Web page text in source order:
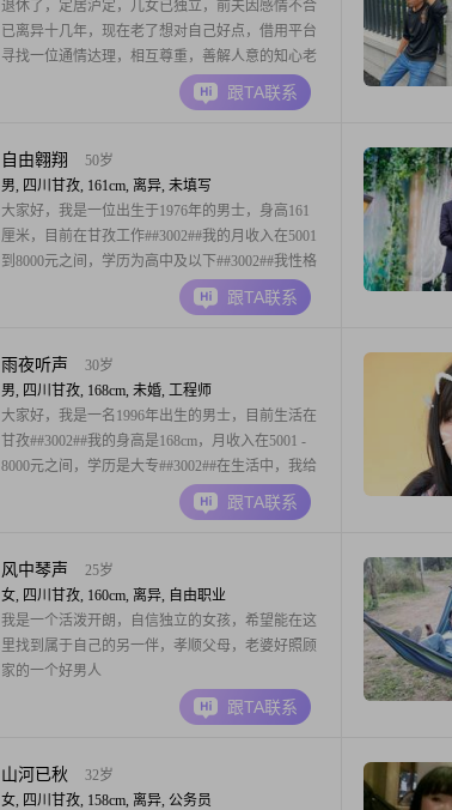
退休了，定居泸定，儿女已独立，前夫因感情不合
已离异十几年，现在老了想对自己好点，借用平台
寻找一位通情达理，相互尊重，善解人意的知心老
跟TA联系
自由翱翔
50岁
男, 四川甘孜, 161cm, 离异, 未填写
大家好，我是一位出生于1976年的男士，身高161
厘米，目前在甘孜工作##3002##我的月收入在5001
到8000元之间，学历为高中及以下##3002##我性格
上比较勤俭节约，认为家庭的和谐是最重要的，因
此对家庭非常重视##3002##我有很强的责任感，无
承担和完成##30
跟TA联系
雨夜听声
30岁
男, 四川甘孜, 168cm, 未婚, 工程师
大家好，我是一名1996年出生的男士，目前生活在
甘孜##3002##我的身高是168cm，月收入在5001 -
8000元之间，学历是大专##3002##在生活中，我给
自己的评价是稳重可靠，做事情有始有终，答应的
事情一定会努力做到##3002##我有着很强的责任
到自己应尽的义
跟TA联系
风中琴声
25岁
女, 四川甘孜, 160cm, 离异, 自由职业
我是一个活泼开朗，自信独立的女孩，希望能在这
里找到属于自己的另一伴，孝顺父母，老婆好照顾
家的一个好男人
跟TA联系
山河已秋
32岁
女, 四川甘孜, 158cm, 离异, 公务员